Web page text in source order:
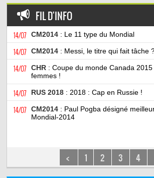
FIL D'INFO
14/07 CM2014 : Le 11 type du Mondial
14/07 CM2014 : Messi, le titre qui fait tâche
14/07 CHR : Coupe du monde Canada
femmes !
14/07 RUS 2018 : 2018 : Cap en Russie !
14/07 CM2014 : Paul Pogba désigné
Mondial-2014
< 1 2 3 4